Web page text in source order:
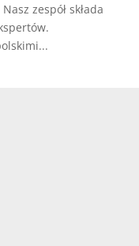
zespół składa